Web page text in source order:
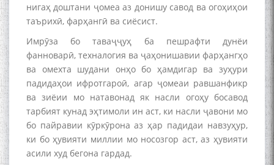
нигаҳ доштани ҷомеа аз донишу савод ва огоҳиҳои
таърихӣ, фарҳангӣ ва сиёсист.
Имрӯза бо таваҷҷуҳ ба пешрафти дунёи
фанноварӣ, техналогия ва ҷаҳонишавии фарҳангҳо
ва омехта шудани онҳо бо ҳамдигар ва зуҳури
падидаҳои ифротгароӣ, агар ҷомеаи равшанфикр
ва зиёии мо натавонад як насли огоҳу босавод
тарбият кунад эҳтимоли ин аст, ки насли ҷавони мо
бо пайравии кӯркӯрона аз ҳар падидаи навзуҳур,
ки бо ҳувияти миллии мо носозгор аст, аз ҳувияти
асили худ бегона гардад.
به عبارت دیگر: گفتگو با مومن
قناعت Mumin Qanoat